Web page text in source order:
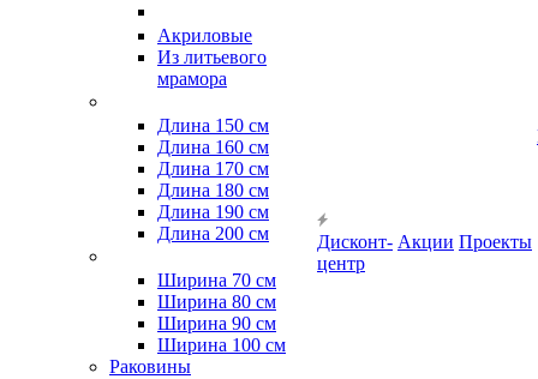
Акриловые
Из литьевого
мрамора
Длина 150 см
Длина 160 см
Длина 170 см
Длина 180 см
Длина 190 см
Длина 200 см
Ширина 70 см
Ширина 80 см
Ширина 90 см
Ширина 100 см
Раковины
Дисконт-
центр
Акции Проекты